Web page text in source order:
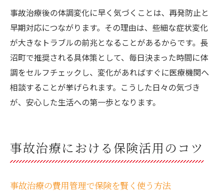
事故治療後の体調変化に早く気づくことは、再発防止と
早期対応につながります。その理由は、些細な症状変化
が大きなトラブルの前兆となることがあるからです。長
沼町で推奨される具体策として、毎日決まった時間に体
調をセルフチェックし、変化があればすぐに医療機関へ
相談することが挙げられます。こうした日々の気づき
が、安心した生活への第一歩となります。
事故治療における保険活用のコツ
事故治療の費用管理で保険を賢く使う方法